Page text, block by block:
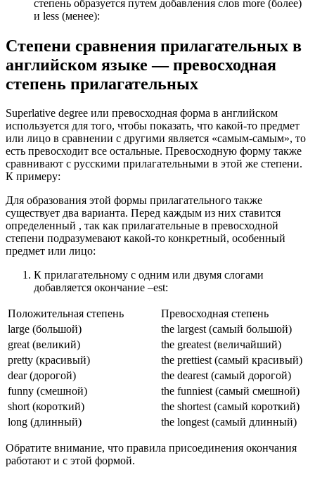
степень образуется путем добавления слов more (более)
и less (менее):
Степени сравнения прилагательных в
английском языке — превосходная
степень прилагательных
Superlative degree или превосходная форма в английском
используется для того, чтобы показать, что какой-то предмет
или лицо в сравнении с другими является «самым-самым», то
есть превосходит все остальные. Превосходную форму также
сравнивают с русскими прилагательными в этой же степени.
К примеру:
Для образования этой формы прилагательного также
существует два варианта. Перед каждым из них ставится
определенный , так как прилагательные в превосходной
степени подразумевают какой-то конкретный, особенный
предмет или лицо:
К прилагательному с одним или двумя слогами
добавляется окончание –est:
Положительная степень
Превосходная степень
large (большой)
the largest (самый большой)
great (великий)
the greatest (величайший)
pretty (красивый)
the prettiest (самый красивый)
dear (дорогой)
the dearest (самый дорогой)
funny (смешной)
the funniest (самый смешной)
short (короткий)
the shortest (самый короткий)
long (длинный)
the longest (самый длинный)
Обратите внимание, что правила присоединения окончания
работают и с этой формой.